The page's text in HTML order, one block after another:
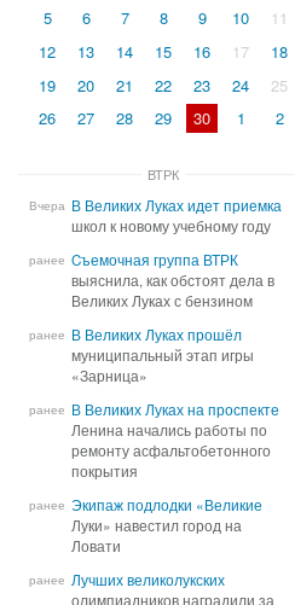
5
6 7 8 9 10
11
12
13 14 15 16 17
18
19
20 21 22 23 24
25
26
27 28 29 30 1 2
ВТРК
Вчера В Великих Луках идет приемка
школ к новому учебному году
В Великих Луках идет приемка
школ к новому учебному году
ранее Cъемочная группа ВТРК
выяснила, как обстоят дела в
Великих Луках с бензином
Cъемочная группа ВТРК
выяснила, как обстоят дела в
Великих Луках с бензином
ранее В Великих Луках прошёл
муниципальный этап игры
«Зарница»
В Великих Луках прошёл
муниципальный этап игры
«Зарница»
ранее В Великих Луках на проспекте
Ленина начались работы по
ремонту асфальтобетонного
покрытия
В Великих Луках на проспекте
Ленина начались работы по
ремонту асфальтобетонного
покрытия
ранее Экипаж подлодки «Великие
Луки» навестил город на
Ловати
Экипаж подлодки «Великие
Луки» навестил город на
Ловати
ранее Лучших великолукских
олимпиадников наградили за
Лучших великолукских
олимпиадников наградили за